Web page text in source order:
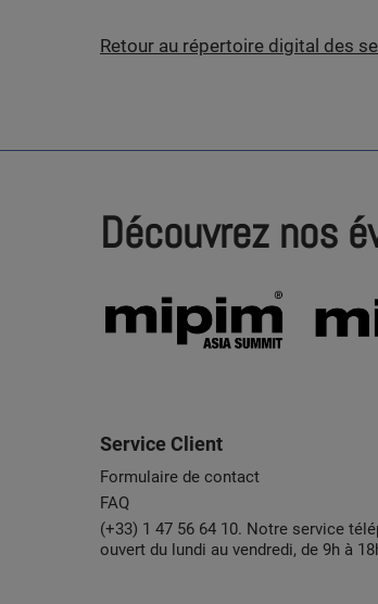
Retour au répertoire digital des
Découvrez nos
Service Client
Formulaire de contact
FAQ
(+33) 1 47 56 64 10. Notre service
ouvert du lundi au vendredi, de 9h à